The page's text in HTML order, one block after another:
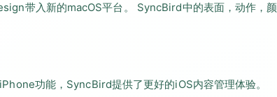
带入新的macOS平台。 SyncBird中的表面，动作，颜
功能，SyncBird提供了更好的iOS内容管理体验。